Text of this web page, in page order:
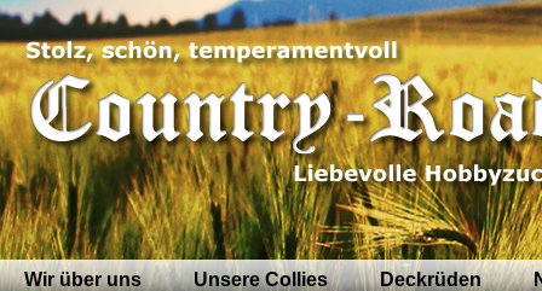
Wir über uns Unsere Collies Deckrüden